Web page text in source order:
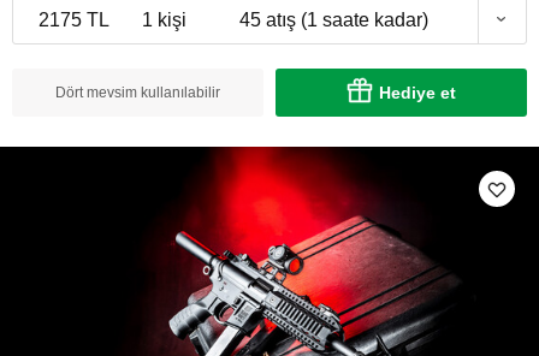
2175 TL 1 kişi 45 atış (1 saate kadar)
Dört mevsim kullanılabilir Hediye et